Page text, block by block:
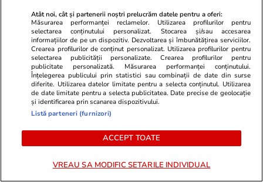
– Cum v-ați simțit când ați revenit în Polonia?
– După ce m-am întors din URSS, mi-am dat
seama că viața mea nu este doar a mea și că
am obligația față de cei care n-au supraviețuit
să le povestesc tinerilor ce s-a întâmplat în
Auschwitz, ca să nu se mai repete.
După o conferință ținută pentru tineri la un
muzeu din Polonia, am primit o invitație să
vorbesc și în Italia. S-au organizat mai multe
Atât noi, cât și partenerii noștri prelucrăm datele pentru a oferi:
Măsurarea performanței reclamelor. Utilizarea profilurilor pentru
selectarea conținutului personalizat. Stocarea și/sau accesarea
informațiilor de pe un dispozitiv. Dezvoltarea și îmbunătățirea serviciilor.
Crearea profilurilor de conținut personalizat. Utilizarea profilurilor pentru
selectarea publicității personalizate. Crearea profilurilor pentru
publicitate personalizată. Măsurarea performanței conținutului.
Înțelegerea publicului prin statistici sau combinații de date din surse
diferite. Utilizarea datelor limitate pentru a selecta conținutul. Utilizarea
de date limitate pentru a selecta publicitatea. Date precise de geolocație
și identificarea prin scanarea dispozitivului.
Listă parteneri (furnizori)
ACCEPT TOATE
VREAU SA MODIFIC SETARILE INDIVIDUAL